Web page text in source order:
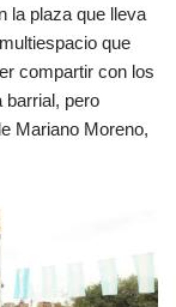
la plaza que lleva
que
compartir con los
barrial, pero
Mariano Moreno,